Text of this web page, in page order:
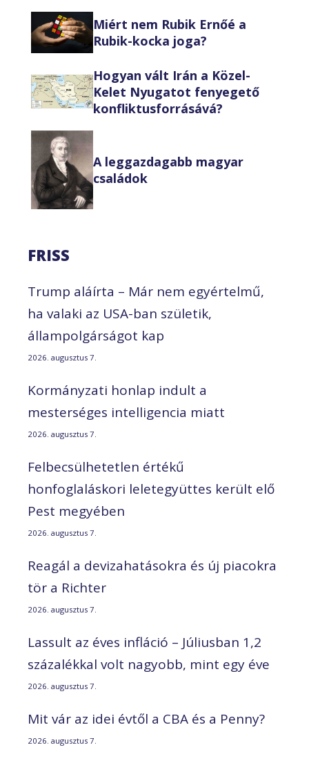
Miért nem Rubik Ernőé a
Rubik-kocka joga?
Hogyan vált Irán a Közel-
Kelet Nyugatot fenyegető
konfliktusforrásává?
A leggazdagabb magyar
családok
FRISS
Trump aláírta – Már nem egyértelmű,
ha valaki az USA-ban születik,
állampolgárságot kap
2026. augusztus 7.
Kormányzati honlap indult a
mesterséges intelligencia miatt
2026. augusztus 7.
Felbecsülhetetlen értékű
honfoglaláskori leletegyüttes került elő
Pest megyében
2026. augusztus 7.
Reagál a devizahatásokra és új piacokra
tör a Richter
2026. augusztus 7.
Lassult az éves infláció – Júliusban 1,2
százalékkal volt nagyobb, mint egy éve
2026. augusztus 7.
Mit vár az idei évtől a CBA és a Penny?
2026. augusztus 7.